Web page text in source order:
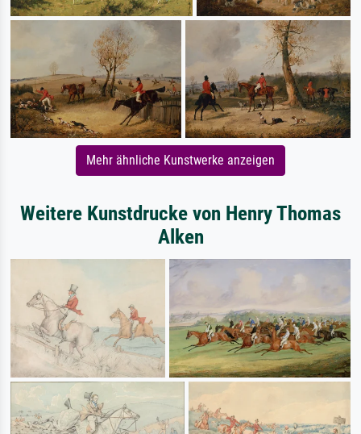
Mehr ähnliche Kunstwerke anzeigen
Weitere Kunstdrucke von Henry Thomas
Alken